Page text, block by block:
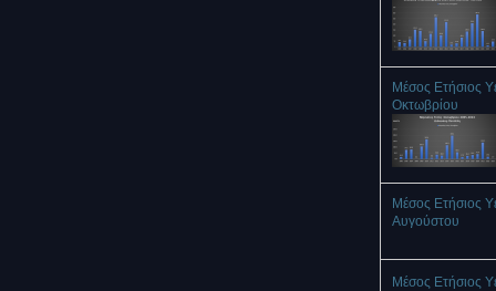
Μέσος Ετήσιος
Οκτωβρίου
Μέσος Ετήσιος
Αυγούστου
Μέσος Ετήσιος